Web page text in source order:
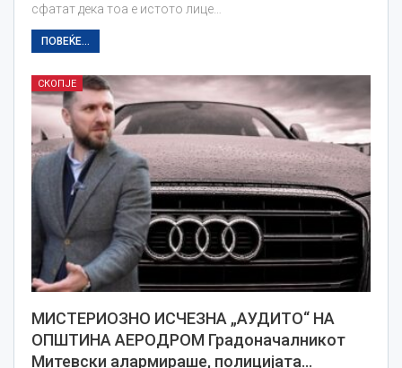
сфатат дека тоа е истото лице…
ПОВЕЌЕ...
СКОПЈЕ
МИСТЕРИОЗНО ИСЧЕЗНА „АУДИТО“ НА
ОПШТИНА АЕРОДРОМ Градоначалникот
Митевски алармираше, полицијата…